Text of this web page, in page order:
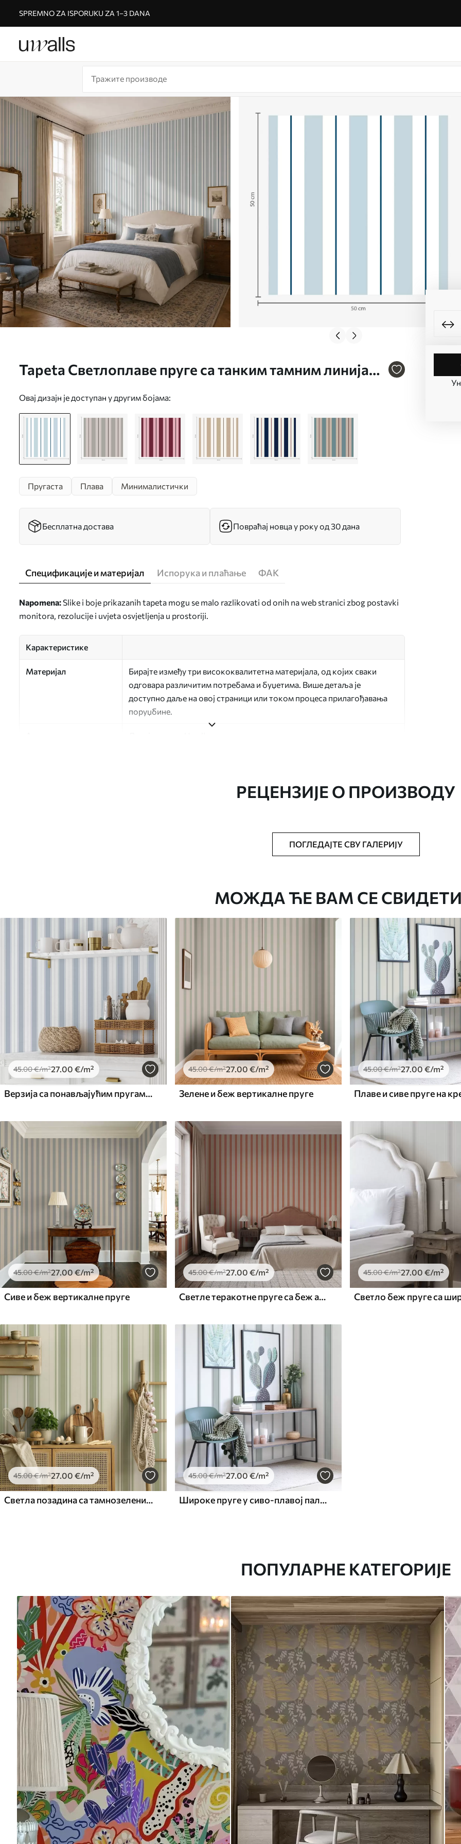
SPREMNO ZA ISPORUKU ZA 1–3 DANA
Tapeta Светлоплаве пруге са танким тамним линијама
Овај дизајн је доступан у другим бојама:
Пругаста Плава Минималистички
Бесплатна достава Повраћај новца у року од 30 дана
Спецификације и материјал Испорука и плаћање ФАК
Napomena: Slike i boje prikazanih tapeta mogu se malo razlikovati od onih na web stranici zbog postavki
monitora, rezolucije i uvjeta osvjetljenja u prostoriji.
Карактеристике
Материјал
Бирајте између три висококвалитетна материјала, од којих сваки
одговара различитим потребама и буџетима. Више детаља је
доступно даље на овој страници или током процеса прилагођавања
поруџбине.
Беспрекорна апликација
Доступни материјали
Standard Premium
56 .00
РЕЦЕНЗИЈЕ О ПРОИЗВОДУ
ПОГЛЕДАЈТЕ СВУ ГАЛЕРИЈУ
МОЖДА ЋЕ ВАМ СЕ
45.00€/m²27.00 €/m²
Верзија са понављајућим пругама у сиво-плавим тоновима
45.00€/m²27.00 €/m²
Зелене и беж вертикалне пруге
45.00€/m²27.00€/m²
45.00€/m²27.00€/m²
Сиве и беж вертикалне пруге
45.00€/m²27.00 €/m²
Светле теракотне пруге са беж акцентима
45.00€/m²27.00 €/m²
45.00€/m²27.00 €/m²
Светла позадина са тамнозеленим акцентним пругама
45.00€/m²27.00€/m²
Широке пруге у сиво-плавој палети
ПОПУЛАРНЕ КАТЕГОРИЈЕ